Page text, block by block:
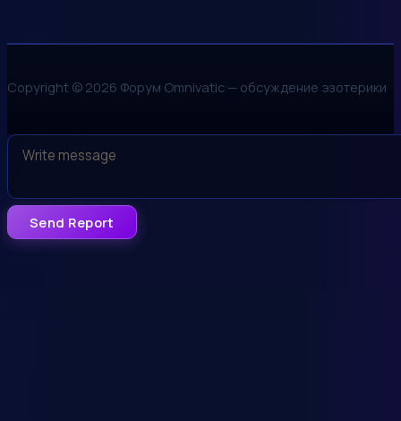
Copyright © 2026 Форум Omnivatic — обсуждение эзотерики